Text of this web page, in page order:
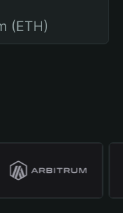
(ETH)